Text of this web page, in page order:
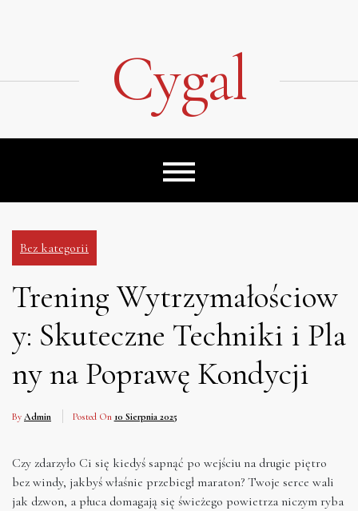
Cygal
Bez kategorii
Trening Wytrzymałościow
y: Skuteczne Techniki i Pla
ny na Poprawę Kondycji
By Admin Posted On 10 Sierpnia 2025
Czy zdarzyło Ci się kiedyś sapnąć po wejściu na drugie piętro
bez windy, jakbyś właśnie przebiegł maraton? Twoje serce wali
jak dzwon, a płuca domagają się świeżego powietrza niczym ryba